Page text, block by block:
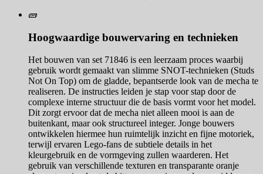
🧱
Hoogwaardige bouwervaring en technieken
Het bouwen van set 71846 is een leerzaam proces waarbij
gebruik wordt gemaakt van slimme SNOT-technieken (Studs
Not On Top) om de gladde, bepantserde look van de mecha te
realiseren. De instructies leiden je stap voor stap door de
complexe interne structuur die de basis vormt voor het model.
Dit zorgt ervoor dat de mecha niet alleen mooi is aan de
buitenkant, maar ook structureel integer. Jonge bouwers
ontwikkelen hiermee hun ruimtelijk inzicht en fijne motoriek,
terwijl ervaren Lego-fans de subtiele details in het
kleurgebruik en de vormgeving zullen waarderen. Het
gebruik van verschillende texturen en transparante oranje